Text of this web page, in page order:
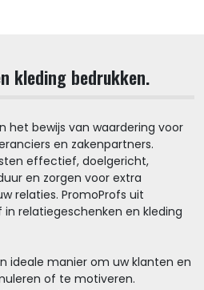
kleding bedrukken.
het bewijs van waardering voor
en zakenpartners.
effectief, doelgericht,
en zorgen voor extra
relaties. PromoProfs uit
relatiegeschenken en kleding
ideale manier om uw klanten en
of te motiveren.